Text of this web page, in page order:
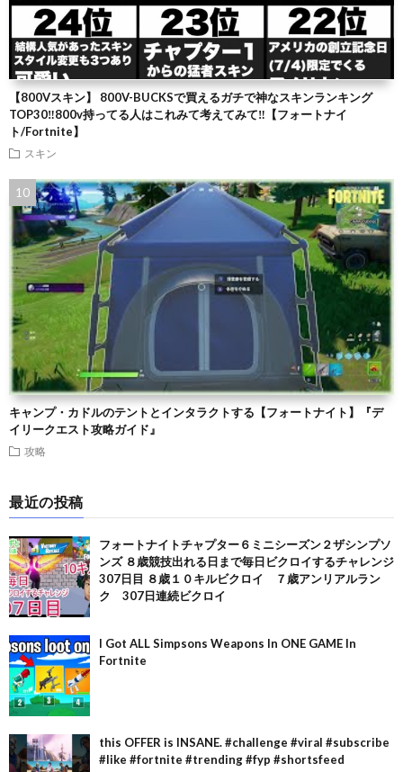
【800Vスキン】 800V-BUCKSで買えるガチで神なスキンランキング
TOP30‼️800v持ってる人はこれみて考えてみて‼️【フォートナイ
ト/Fortnite】
スキン
キャンプ・カドルのテントとインタラクトする【フォートナイト】『デ
イリークエスト攻略ガイド』
攻略
最近の投稿
フォートナイトチャプター６ミニシーズン２ザシンプソ
ンズ ８歳競技出れる日まで毎日ビクロイするチャレンジ
307日目 ８歳１０キルビクロイ ７歳アンリアルラン
ク 307日連続ビクロイ
I Got ALL Simpsons Weapons In ONE GAME In
Fortnite
this OFFER is INSANE. #challenge #viral #subscribe
#like #fortnite #trending #fyp #shortsfeed